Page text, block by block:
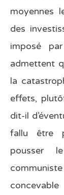
moyennes
des
imposé
admettent
la
effets,
dit-il
fallu être
pousser